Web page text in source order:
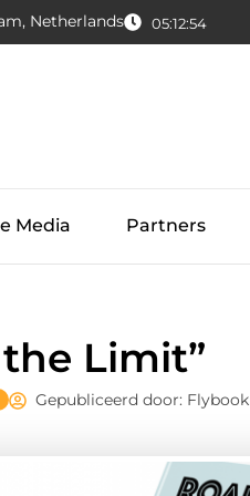
Netherlands 05:12:55
Media Partners
Limit”
Gepubliceerd door: Flybook